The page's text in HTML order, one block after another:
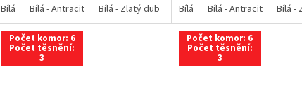
Bílá - Tmavý dub Bílá - Ořech Bílá - Mahagon Antracit Zlatý dub
Bílá Bílá - Antracit Bílá - Zlatý dub Bílá - Tmavý dub Bílá -
Bílá Bílá - Antracit Bílá -
Počet komor: 6
Počet těsnění:
3
Počet komor: 6
Počet těsnění:
3